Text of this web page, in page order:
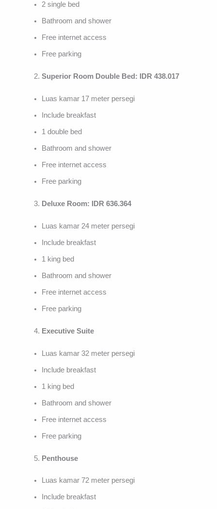
2 single bed
Bathroom and shower
Free internet access
Free parking
Superior Room Double Bed: IDR 438.017
Luas kamar 17 meter persegi
Include breakfast
1 double bed
Bathroom and shower
Free internet access
Free parking
Deluxe Room: IDR 636.364
Luas kamar 24 meter persegi
Include breakfast
1 king bed
Bathroom and shower
Free internet access
Free parking
Executive Suite
Luas kamar 32 meter persegi
Include breakfast
1 king bed
Bathroom and shower
Free internet access
Free parking
Penthouse
Luas kamar 72 meter persegi
Include breakfast